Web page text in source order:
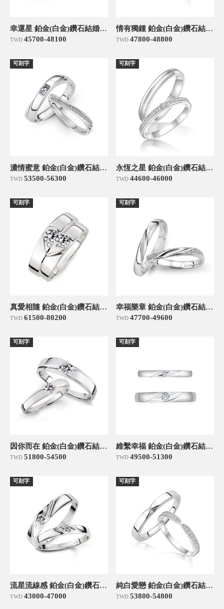
幸運星 鉑金(白金)鑽石結婚對戒
TWD 45700-48100
情有獨鍾 鉑金(白金)鑽石結婚對戒
TWD 47800-48800
可刻字
濃情蜜意 鉑金(白金)鑽石結婚對戒
TWD 53500-56300
可刻字
永恆之星 鉑金(白金)鑽石結婚對戒
TWD 44600-46000
可刻字
真愛相隨 鉑金(白金)鑽石結婚對戒
TWD 61500-80200
可刻字
幸福樂章 鉑金(白金)鑽石結婚對戒
TWD 47700-49600
可刻字
因你而在 鉑金(白金)鑽石結婚對戒
TWD 51800-54500
可刻字
維繫幸福 鉑金(白金)鑽石結婚對戒
TWD 49500-51300
可刻字
流星流線感 鉑金(白金)鑽石結婚對戒
TWD 43000-47000
可刻字
純白愛戀 鉑金(白金)鑽石結婚對戒
TWD 53800-54800